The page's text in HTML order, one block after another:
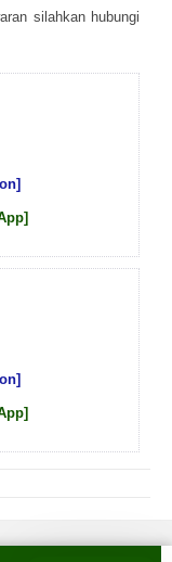
sіlаhkаn hubungі